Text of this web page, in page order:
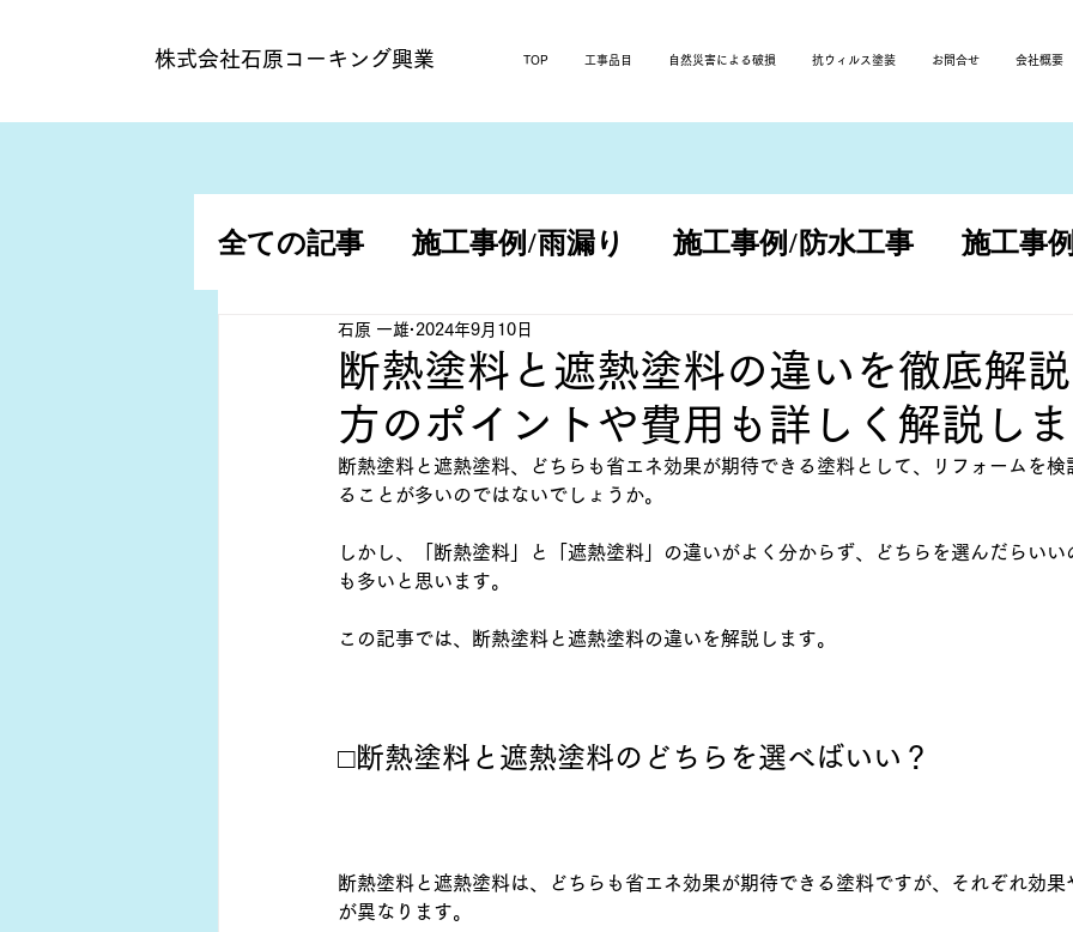
​株式会社石原コーキング興業 TOP 工事品目 自然災害による破損 抗ウィルス塗装 お問合せ 会社概要
全ての記事 施工事例/雨漏り 施工事例/防水工事 施工事
施工事例/アパート改修
断熱塗料と遮熱塗料の違いを徹底解
方のポイントや費用も詳しく解説し
石原 一雄 2024年9月10日
断熱塗料と遮熱塗料、どちらも省エネ効果が期待できる塗料として、リフォームを検
ることが多いのではないでしょうか。
しかし、「断熱塗料」と「遮熱塗料」の違いがよく分からず、どちらを選んだらい
も多いと思います。
この記事では、断熱塗料と遮熱塗料の違いを解説します。
□断熱塗料と遮熱塗料のどちらを選べばいい？
断熱塗料と遮熱塗料は、どちらも省エネ効果が期待できる塗料ですが、それぞれ効果
が異なります。